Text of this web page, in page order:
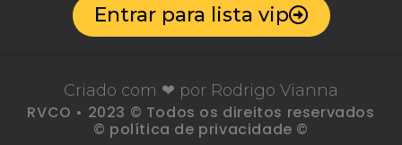
Entrar para lista vip
Criado com ❤ por Rodrigo Vianna
RVCO • 2023 © Todos os direitos reservados
© política de privacidade ©